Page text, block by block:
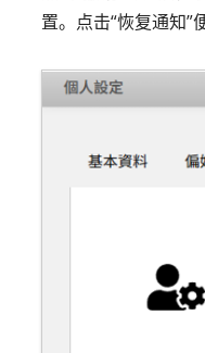
置。点击“恢复通知”